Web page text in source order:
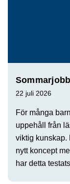
22 juli 2026
För många
uppehåll från
viktig kunskap.
nytt koncept
har detta